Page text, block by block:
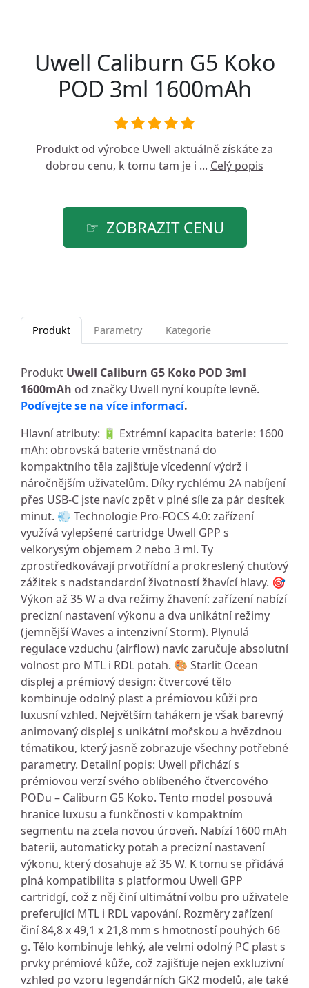
Uwell Caliburn G5 Koko
POD 3ml 1600mAh
Produkt od výrobce Uwell aktuálně získáte za
dobrou cenu, k tomu tam je i ... Celý popis
ZOBRAZIT CENU
Produkt Parametry Kategorie
Produkt Uwell Caliburn G5 Koko POD 3ml
1600mAh od značky Uwell nyní koupíte levně.
Podívejte se na více informací.
Hlavní atributy: 🔋 Extrémní kapacita baterie: 1600
mAh: obrovská baterie vměstnaná do
kompaktního těla zajišťuje vícedenní výdrž i
náročnějším uživatelům. Díky rychlému 2A nabíjení
přes USB-C jste navíc zpět v plné síle za pár desítek
minut. 💨 Technologie Pro-FOCS 4.0: zařízení
využívá vylepšené cartridge Uwell GPP s
velkorysým objemem 2 nebo 3 ml. Ty
zprostředkovávají prvotřídní a prokreslený chuťový
zážitek s nadstandardní životností žhavící hlavy. 🎯
Výkon až 35 W a dva režimy žhavení: zařízení nabízí
precizní nastavení výkonu a dva unikátní režimy
(jemnější Waves a intenzivní Storm). Plynulá
regulace vzduchu (airflow) navíc zaručuje absolutní
volnost pro MTL i RDL potah. 🎨 Starlit Ocean
displej a prémiový design: čtvercové tělo
kombinuje odolný plast a prémiovou kůži pro
luxusní vzhled. Největším tahákem je však barevný
animovaný displej s unikátní mořskou a hvězdnou
tématikou, který jasně zobrazuje všechny potřebné
parametry. Detailní popis: Uwell přichází s
prémiovou verzí svého oblíbeného čtvercového
PODu – Caliburn G5 Koko. Tento model posouvá
hranice luxusu a funkčnosti v kompaktním
segmentu na zcela novou úroveň. Nabízí 1600 mAh
baterii, automaticky potah a precizní nastavení
výkonu, který dosahuje až 35 W. K tomu se přidává
plná kompatibilita s platformou Uwell GPP
cartridgí, což z něj činí ultimátní volbu pro uživatele
preferující MTL i RDL vapování. Rozměry zařízení
činí 84,8 x 49,1 x 21,8 mm s hmotností pouhých 66
g. Tělo kombinuje lehký, ale velmi odolný PC plast s
prvky prémiové kůže, což zajišťuje nejen exkluzivní
vzhled po vzoru legendárních GK2 modelů, ale také